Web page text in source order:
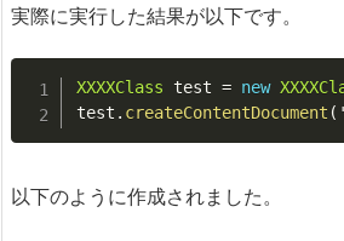
実際に実行した結果が以下です。
XXXXClass test = new
test . createContentDocument (
以下のように作成されました。